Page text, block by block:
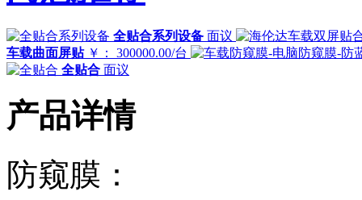
全贴合系列设备 面议
车载曲面屏贴 ￥： 300000.00/台
全贴合 面议
产品详情
防窥膜：